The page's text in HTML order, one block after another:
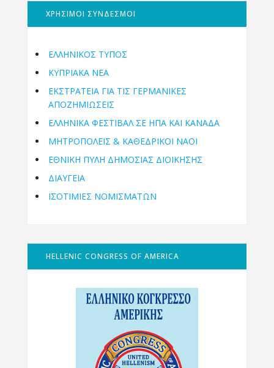
ΧΡΗΣΙΜΟΙ ΣΥΝΔΕΣΜΟΙ
ΕΛΛΗΝΙΚΟΣ ΤΥΠΟΣ
ΚΥΠΡΙΑΚΑ ΝΕΑ
ΕΚΣΤΡΑΤΕΙΑ ΓΙΑ ΤΙΣ ΓΕΡΜΑΝΙΚΕΣ
ΑΠΟΖΗΜΙΩΣΕΙΣ
ΕΛΛΗΝΙΚΆ ΦΕΣΤΙΒΆΛ ΣΕ ΗΠΑ ΚΑΙ ΚΑΝΑΔΑ
ΜΗΤΡΟΠΌΛΕΙΣ & ΚΑΘΕΔΡΙΚΟΊ ΝΑΟΊ
ΕΘΝΙΚΉ ΠΎΛΗ ΔΗΜΌΣΙΑΣ ΔΙΟΊΚΗΣΗΣ
ΔΙΑΥΓΕΙΑ
ΙΣΟΤΙΜΙΕΣ ΝΟΜΙΣΜΑΤΩΝ
HELLENIC CONGRESS OF AMERICA